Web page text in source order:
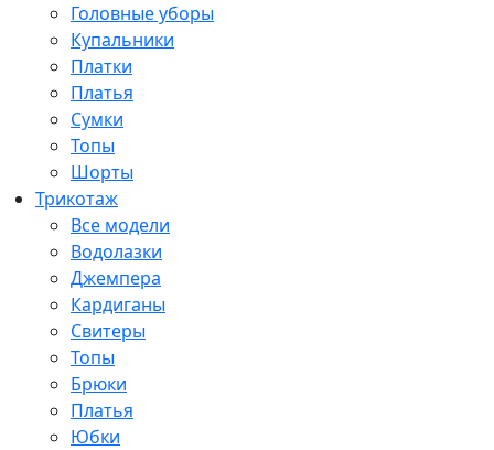
Головные уборы
Купальники
Платки
Платья
Сумки
Топы
Шорты
Трикотаж
Все модели
Водолазки
Джемпера
Кардиганы
Свитеры
Топы
Брюки
Платья
Юбки